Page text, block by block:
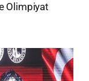
Olimpiyat